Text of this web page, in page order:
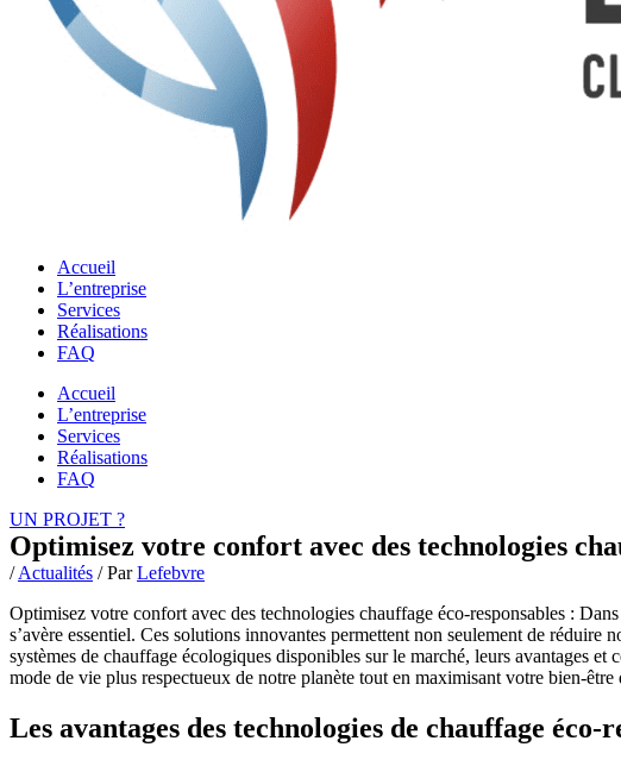
Accueil
L’entreprise
Services
Réalisations
FAQ
Accueil
L’entreprise
Services
Réalisations
FAQ
UN PROJET ?
Optimisez votre confort avec des technologies
/Actualités / ParLefebvre
Optimisez votre confort avec des technologies chauffage éco-responsables :
s’avère essentiel. Ces solutions innovantes permettent non seulement de
systèmes de chauffage écologiques disponibles sur le marché, leurs avantages
mode de vie plus respectueux de notre planète tout en maximisant votre bien-être
Les avantages des technologies de chauffage éco-